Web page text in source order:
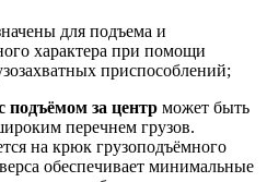
для подъема и
характера при помощи
приспособлений;
подъёмом за центр может быть
перечнем грузов.
на крюк грузоподъёмного
обеспечивает минимальные